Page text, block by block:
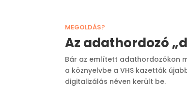
MEGOLDÁS?
Az adathordozó
Bár az említett adathordozókon
a köznyelvbe a VHS kazetták
digitalizálás néven került be.